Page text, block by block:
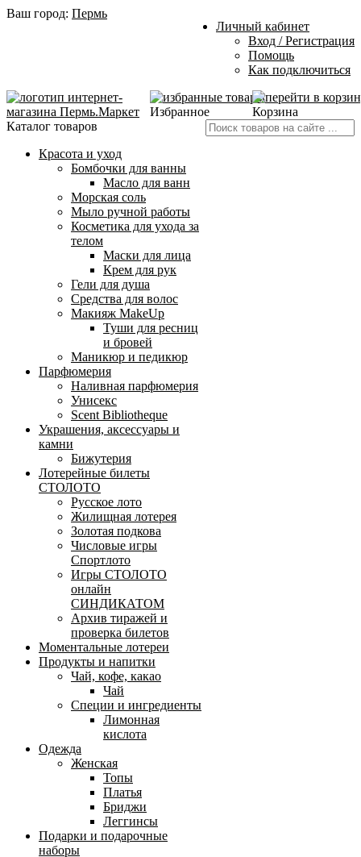
Ваш город: Пермь
Личный кабинет
Вход / Регистрация
Помощь
Как подключиться
Избранное
Корзина
Каталог товаров
Красота и уход
Бомбочки для ванны
Масло для ванн
Морская соль
Мыло ручной работы
Косметика для ухода за
телом
Маски для лица
Крем для рук
Гели для душа
Средства для волос
Макияж MakeUp
Туши для ресниц
и бровей
Маникюр и педикюр
Парфюмерия
Наливная парфюмерия
Унисекс
Scent Bibliotheque
Украшения, аксессуары и
камни
Бижутерия
Лотерейные билеты
СТОЛОТО
Русское лото
Жилищная лотерея
Золотая подкова
Числовые игры
Спортлото
Игры СТОЛОТО
онлайн
СИНДИКАТОМ
Архив тиражей и
проверка билетов
Моментальные лотереи
Продукты и напитки
Чай, кофе, какао
Чай
Специи и ингредиенты
Лимонная
кислота
Одежда
Женская
Топы
Платья
Бриджи
Леггинсы
Подарки и подарочные
наборы